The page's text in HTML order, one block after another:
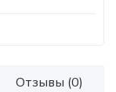
Отзывы (0)